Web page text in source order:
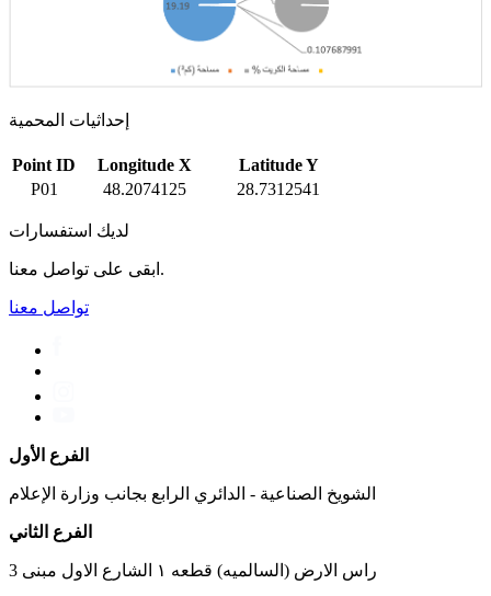
إحداثيات المحمية
Point ID Longitude X
Latitude Y
P01
48.2074125 28.7312541
لديك استفسارات
ابقى على تواصل معنا.
تواصل معنا
الفرع الأول
الشويخ الصناعية - الدائري الرابع بجانب وزارة الإعلام
الفرع الثاني
راس الارض (السالميه) قطعه ١ الشارع الاول مبنى 3